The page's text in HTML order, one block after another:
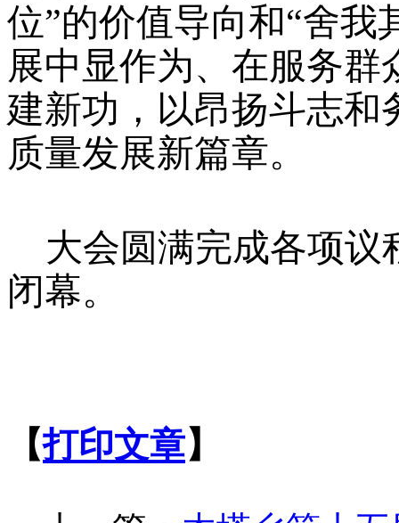
位”的价值导向和“舍我
展中显作为、在服务
建新功，以昂扬斗志和
质量发展新篇章。
大会圆满完成各项议
闭幕。
【打印文章】